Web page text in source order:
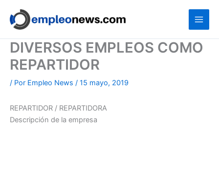
contenido
DIVERSOS EMPLEOS COMO
REPARTIDOR
/ Por Empleo News / 15 mayo, 2019
REPARTIDOR / REPARTIDORA
Descripción de la empresa